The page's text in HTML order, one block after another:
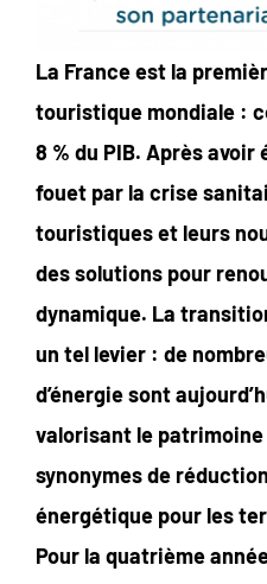
La France est la
touristique mondiale :
8 % du PIB. Après
fouet par la crise
touristiques et leurs
des solutions pour
dynamique. La
un tel levier : de
d’énergie sont
valorisant le
synonymes de
énergétique pour les
Pour la quatrième